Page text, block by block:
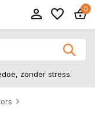
0
zonder stress.